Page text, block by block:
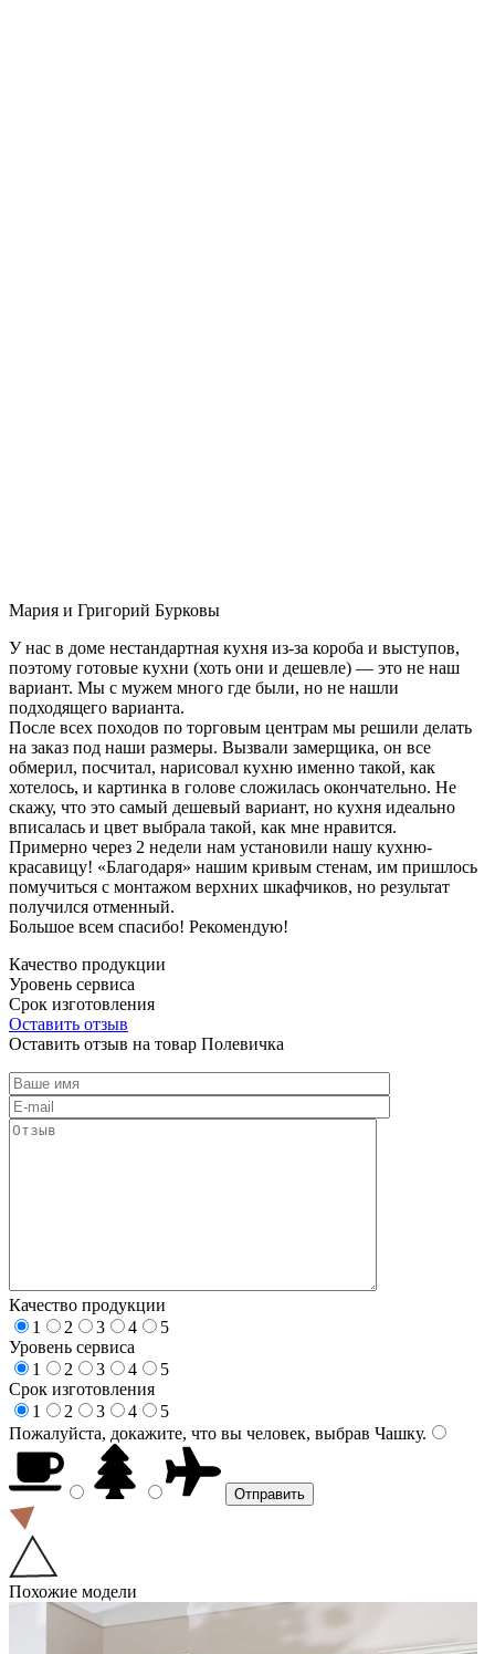
Мария и Григорий Бурковы
У нас в доме нестандартная кухня из-за короба и выступов,
поэтому готовые кухни (хоть они и дешевле) — это не наш
вариант. Мы с мужем много где были, но не нашли
подходящего варианта.
После всех походов по торговым центрам мы решили делать
на заказ под наши размеры. Вызвали замерщика, он все
обмерил, посчитал, нарисовал кухню именно такой, как
хотелось, и картинка в голове сложилась окончательно. Не
скажу, что это самый дешевый вариант, но кухня идеально
вписалась и цвет выбрала такой, как мне нравится.
Примерно через 2 недели нам установили нашу кухню-
красавицу! «Благодаря» нашим кривым стенам, им пришлось
помучиться с монтажом верхних шкафчиков, но результат
получился отменный.
Большое всем спасибо! Рекомендую!
Качество продукции
Уровень сервиса
Срок изготовления
Оставить отзыв
Оставить отзыв на товар Полевичка
Качество продукции
1
2 3 4
5
Уровень сервиса
1
2 3 4
5
Срок изготовления
1
2 3 4
5
Пожалуйста, докажите, что вы человек, выбрав Чашку.
Похожие модели